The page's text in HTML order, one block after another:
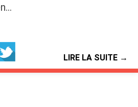
LIRE LA SUITE →